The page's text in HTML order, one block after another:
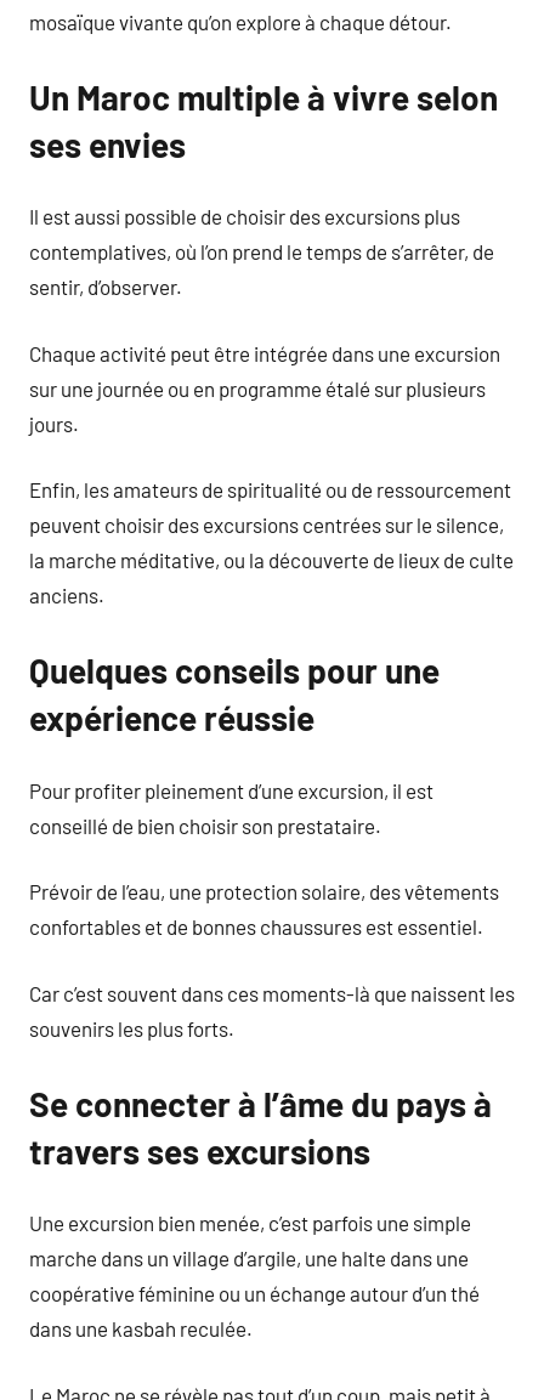
mosaïque vivante qu’on explore à chaque détour.
Un Maroc multiple à vivre selon
ses envies
Il est aussi possible de choisir des excursions plus
contemplatives, où l’on prend le temps de s’arrêter, de
sentir, d’observer.
Chaque activité peut être intégrée dans une excursion
sur une journée ou en programme étalé sur plusieurs
jours.
Enfin, les amateurs de spiritualité ou de ressourcement
peuvent choisir des excursions centrées sur le silence,
la marche méditative, ou la découverte de lieux de culte
anciens.
Quelques conseils pour une
expérience réussie
Pour profiter pleinement d’une excursion, il est
conseillé de bien choisir son prestataire.
Prévoir de l’eau, une protection solaire, des vêtements
confortables et de bonnes chaussures est essentiel.
Car c’est souvent dans ces moments-là que naissent les
souvenirs les plus forts.
Se connecter à l’âme du pays à
travers ses excursions
Une excursion bien menée, c’est parfois une simple
marche dans un village d’argile, une halte dans une
coopérative féminine ou un échange autour d’un thé
dans une kasbah reculée.
Le Maroc ne se révèle pas tout d’un coup, mais petit à